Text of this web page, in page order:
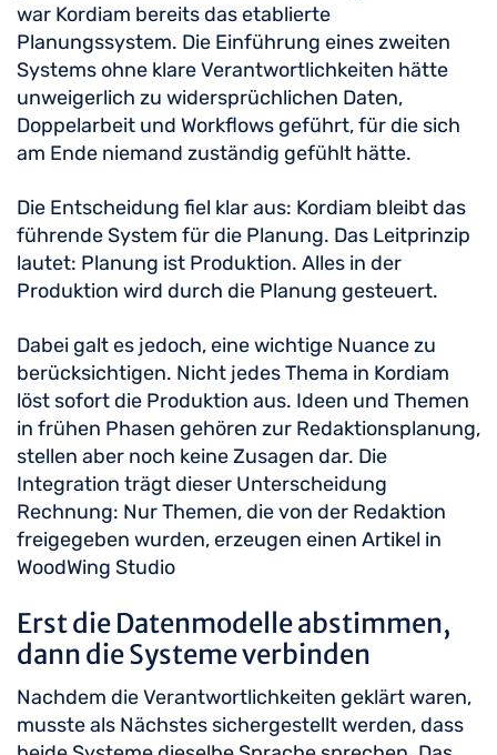
war Kordiam bereits das etablierte
Planungssystem. Die Einführung eines zweiten
Systems ohne klare Verantwortlichkeiten hätte
unweigerlich zu widersprüchlichen Daten,
Doppelarbeit und Workflows geführt, für die sich
am Ende niemand zuständig gefühlt hätte.
Die Entscheidung fiel klar aus: Kordiam bleibt das
führende System für die Planung. Das Leitprinzip
lautet: Planung ist Produktion. Alles in der
Produktion wird durch die Planung gesteuert.
Dabei galt es jedoch, eine wichtige Nuance zu
berücksichtigen. Nicht jedes Thema in Kordiam
löst sofort die Produktion aus. Ideen und Themen
in frühen Phasen gehören zur Redaktionsplanung,
stellen aber noch keine Zusagen dar. Die
Integration trägt dieser Unterscheidung
Rechnung: Nur Themen, die von der Redaktion
freigegeben wurden, erzeugen einen Artikel in
WoodWing Studio
Erst die Datenmodelle abstimmen,
dann die Systeme verbinden
Nachdem die Verantwortlichkeiten geklärt waren,
musste als Nächstes sichergestellt werden, dass